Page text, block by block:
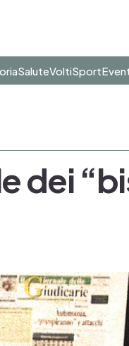
SaluteVoltiSport
dei